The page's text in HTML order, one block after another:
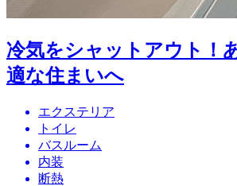
冷気をシャットアウト！
適な住まいへ
エクステリア
トイレ
バスルーム
内装
断熱